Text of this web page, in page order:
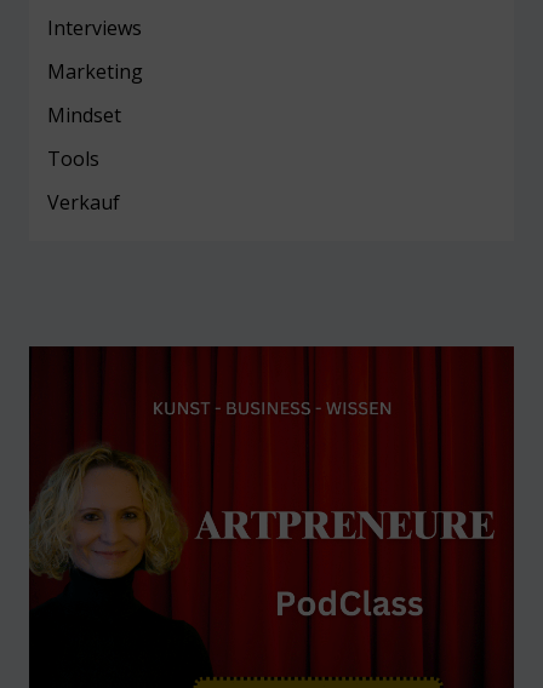
Interviews
Marketing
Mindset
Tools
Verkauf